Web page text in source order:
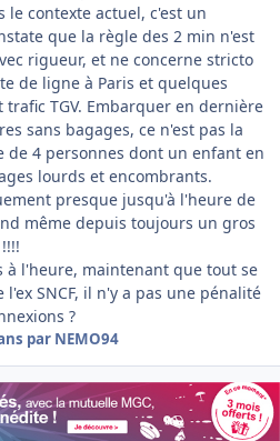
le contexte actuel, c'est un
que la règle des 2 min n'est
rigueur, et ne concerne stricto
de ligne à Paris et quelques
TGV. Embarquer en dernière
sans bagages, ce n'est pas la
de 4 personnes dont un enfant en
lourds et encombrants.
presque jusqu'à l'heure de
même depuis toujours un gros
l'heure, maintenant que tout se
SNCF, il n'y a pas une pénalité
?
par NEMO94